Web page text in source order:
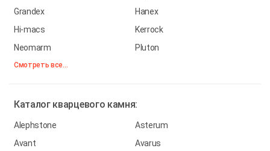
Grandex
Hanex
Hi-macs
Kerrock
Neomarm
Pluton
Смотреть все...
Каталог кварцевого камня:
Alephstone
Asterum
Avant
Avarus